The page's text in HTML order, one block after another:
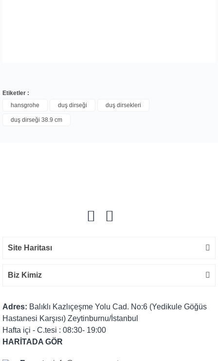
Etiketler :
hansgrohe
duş dirseği duş dirsekleri
duş dirseği 38.9 cm
Site Haritası
Biz Kimiz
Adres: Balıklı Kazlıçeşme Yolu Cad. No:6 (Yedikule Göğüs
Hastanesi Karşısı) Zeytinburnu/İstanbul
Hafta içi - C.tesi : 08:30- 19:00
HARİTADA GÖR